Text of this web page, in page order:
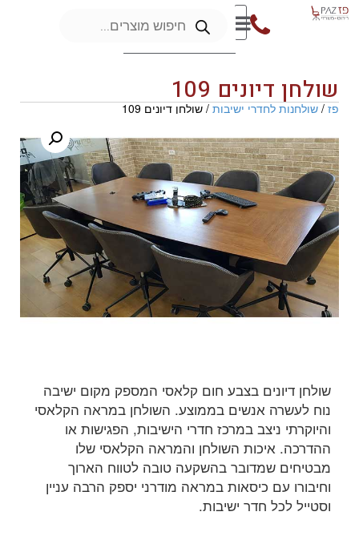
שולחן דיונים 109
פז/שולחנות לחדרי ישיבות/ שולחן דיונים 109
שולחן דיונים בצבע חום קלאסי המספק מקום ישיבה
נוח לעשרה אנשים בממוצע. השולחן במראה הקלאסי
והיוקרתי ניצב במרכז חדרי הישיבות, הפגישות או
ההדרכה. איכות השולחן והמראה הקלאסי שלו
מבטיחים שמדובר בהשקעה טובה לטווח הארוך
וחיבורו עם כיסאות במראה מודרני יספק הרבה עניין
וסטייל לכל חדר ישיבות.